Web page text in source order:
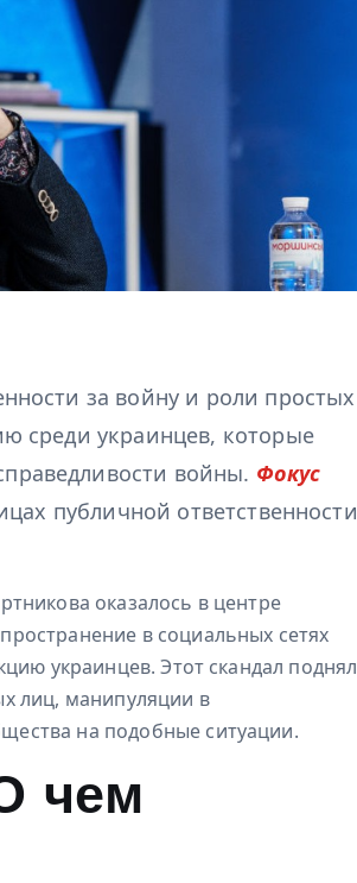
за войну и роли простых
среди украинцев, которые
войны. Фокус
публичной ответственности
оказалось в центре
в социальных сетях
украинцев. Этот скандал поднял
лиц, манипуляции в
на подобные ситуации.
чем